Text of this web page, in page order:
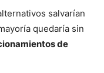
salvarían
quedaría sin
de